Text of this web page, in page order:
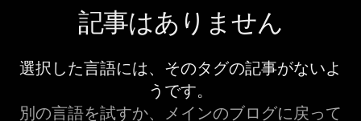
記事はありません
選択した言語には、そのタグの記事がないよ
うです。
別の言語を試すか、メインのブログに戻って